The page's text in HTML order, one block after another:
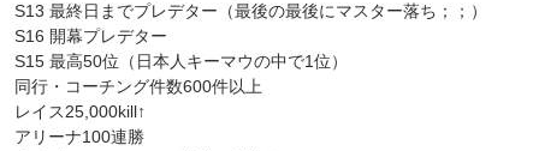
S13 最終日までプレデター（最後の最後にマスター落ち；；）
S16 開幕プレデター
S15 最高50位（日本人キーマウの中で1位）
同行・コーチング件数600件以上
レイス25,000kill↑
アリーナ100連勝